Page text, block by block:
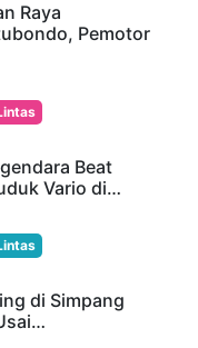
Raya
Pemotor
Beat
Vario di…
di Simpang